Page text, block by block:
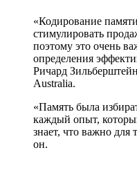
«Кодирование
стимулировать
поэтому это очень
определения
Ричард
Australia.
«Память была
каждый опыт,
знает, что важно для
он.